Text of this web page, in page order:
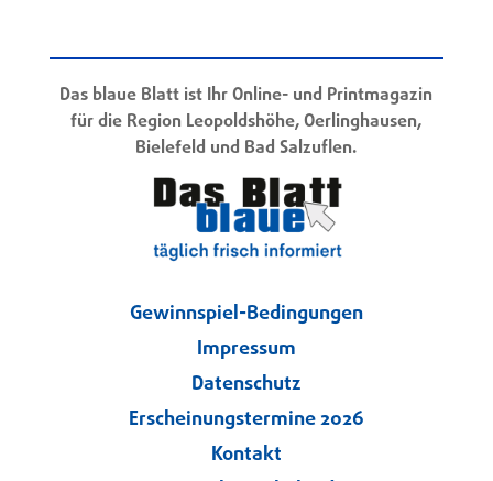
Das blaue Blatt ist Ihr Online- und Printmagazin
für die Region Leopoldshöhe, Oerlinghausen,
Bielefeld und Bad Salzuflen.
Gewinnspiel-Bedingungen
Impressum
Datenschutz
Erscheinungstermine 2026
Kontakt